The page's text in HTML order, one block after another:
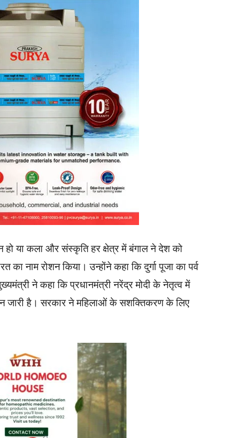
हो या कला और संस्कृति हर क्षेत्र में बंगाल ने देश को
का नाम रोशन किया। उन्होंने कहा कि दुर्गा पूजा का पर्व
ने कहा कि प्रधानमंत्री नरेंद्र मोदी के नेतृत्व में
जारी है। सरकार ने महिलाओं के सशक्तिकरण के लिए